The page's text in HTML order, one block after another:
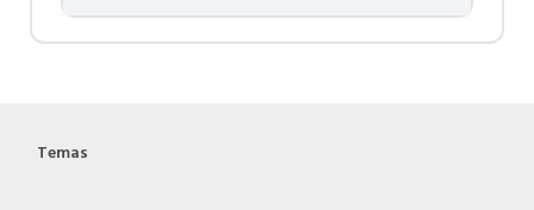
Temas